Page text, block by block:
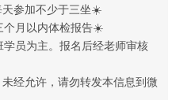
天参加不少于三坐☀️
个月以内体检报告☀️
员为主。报名后经老师审核
经允许，请勿转发本信息到微